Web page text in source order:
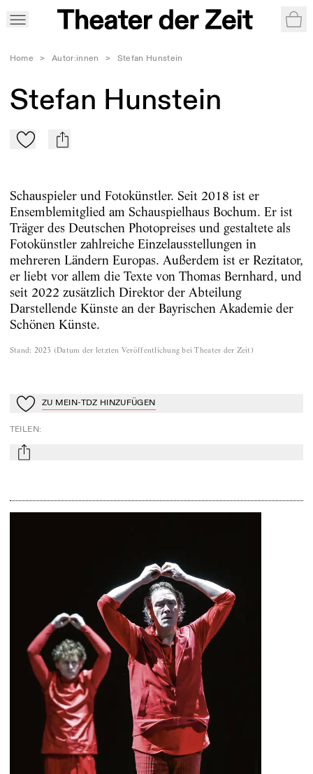
Home > Autor:innen > Stefan Hunstein
Stefan Hunstein
Zu Mein-TdZ hinzufügen
mail
Schauspieler und Fotokünstler. Seit 2018 ist er
Ensemblemitglied am Schauspielhaus Bochum. Er ist
Träger des Deutschen Photopreises und gestaltete als
Fotokünstler zahlreiche Einzelausstellungen in
mehreren Ländern Europas. Außerdem ist er Rezitator,
er liebt vor allem die Texte von Thomas Bernhard, und
seit 2022 zusätzlich Direktor der Abteilung
Darstellende Künste an der Bayrischen Akademie der
Schönen Künste.
Stand: 2023 (Datum der letzten Veröffentlichung bei Theater der Zeit )
Zu Mein-TdZ hinzufügen
ZU MEIN-TDZ HINZUFÜGEN
TEILEN:
mail